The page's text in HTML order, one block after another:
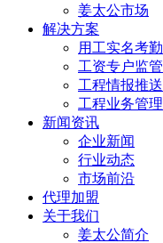
姜太公市场
解决方案
用工实名考勤
工资专户监管
工程情报推送
工程业务管理
新闻资讯
企业新闻
行业动态
市场前沿
代理加盟
关于我们
姜太公简介